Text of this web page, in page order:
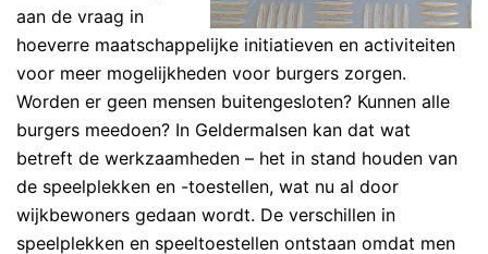
aan de vraag in
hoeverre maatschappelijke initiatieven en activiteiten
voor meer mogelijkheden voor burgers zorgen.
Worden er geen mensen buitengesloten? Kunnen alle
burgers meedoen? In Geldermalsen kan dat wat
betreft de werkzaamheden – het in stand houden van
de speelplekken en -toestellen, wat nu al door
wijkbewoners gedaan wordt. De verschillen in
speelplekken en speeltoestellen ontstaan omdat men